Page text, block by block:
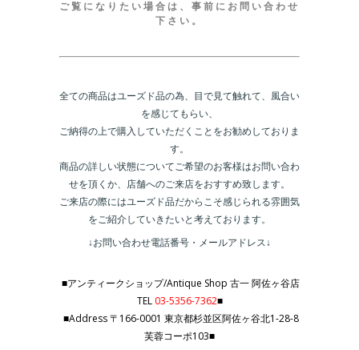
ご覧になりたい場合は、事前にお問い合わせ
下さい。
全ての商品はユーズド品の為、目で見て触れて、風合い
を感じてもらい、
ご納得の上で購入していただくことをお勧めしておりま
す。
商品の詳しい状態についてご希望のお客様はお問い合わ
せを頂くか、店舗へのご来店をおすすめ致します。
ご来店の際にはユーズド品だからこそ感じられる雰囲気
をご紹介していきたいと考えております。
↓お問い合わせ電話番号・メールアドレス↓
■アンティークショップ/Antique Shop 古一 阿佐ヶ谷店
TEL03-5356-7362■
■Address 〒166-0001 東京都杉並区阿佐ヶ谷北1-28-8
芙蓉コーポ103■